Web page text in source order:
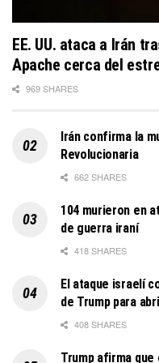
EE. UU. ataca a Irán
Apache cerca del
969 SHARES
Irán confirma la
Revolucionaria
662 SHARES
104 murieron en
de guerra iraní
418 SHARES
El ataque israelí
de Trump para
408 SHARES
Trump afirma